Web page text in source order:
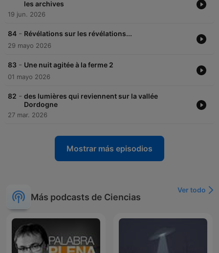
les archives
19 jun. 2026
84 - Révélations sur les révélations...
29 mayo 2026
83 - Une nuit agitée à la ferme 2
01 mayo 2026
82 - des lumières qui reviennent sur la vallée
Dordogne
27 mar. 2026
Mostrar más episodios
Más podcasts de Ciencias
Ver todo